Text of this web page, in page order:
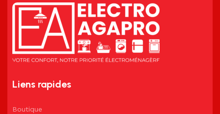
Liens rapides
Boutique